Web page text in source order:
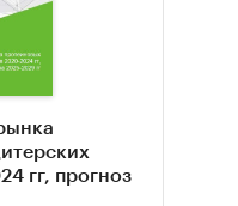
гг, прогноз